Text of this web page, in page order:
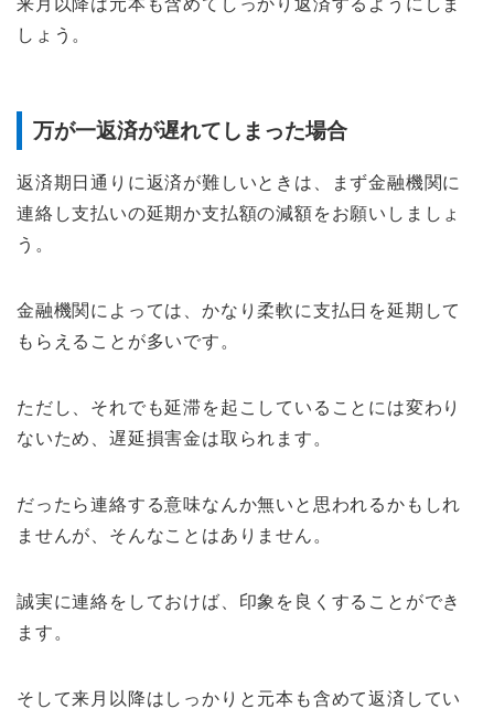
来月以降は元本も含めてしっかり返済するようにしま
しょう。
万が一返済が遅れてしまった場合
返済期日通りに返済が難しいときは、まず金融機関に
連絡し支払いの延期か支払額の減額をお願いしましょ
う。
金融機関によっては、かなり柔軟に支払日を延期して
もらえることが多いです。
ただし、それでも延滞を起こしていることには変わり
ないため、遅延損害金は取られます。
だったら連絡する意味なんか無いと思われるかもしれ
ませんが、そんなことはありません。
誠実に連絡をしておけば、印象を良くすることができ
ます。
そして来月以降はしっかりと元本も含めて返済してい